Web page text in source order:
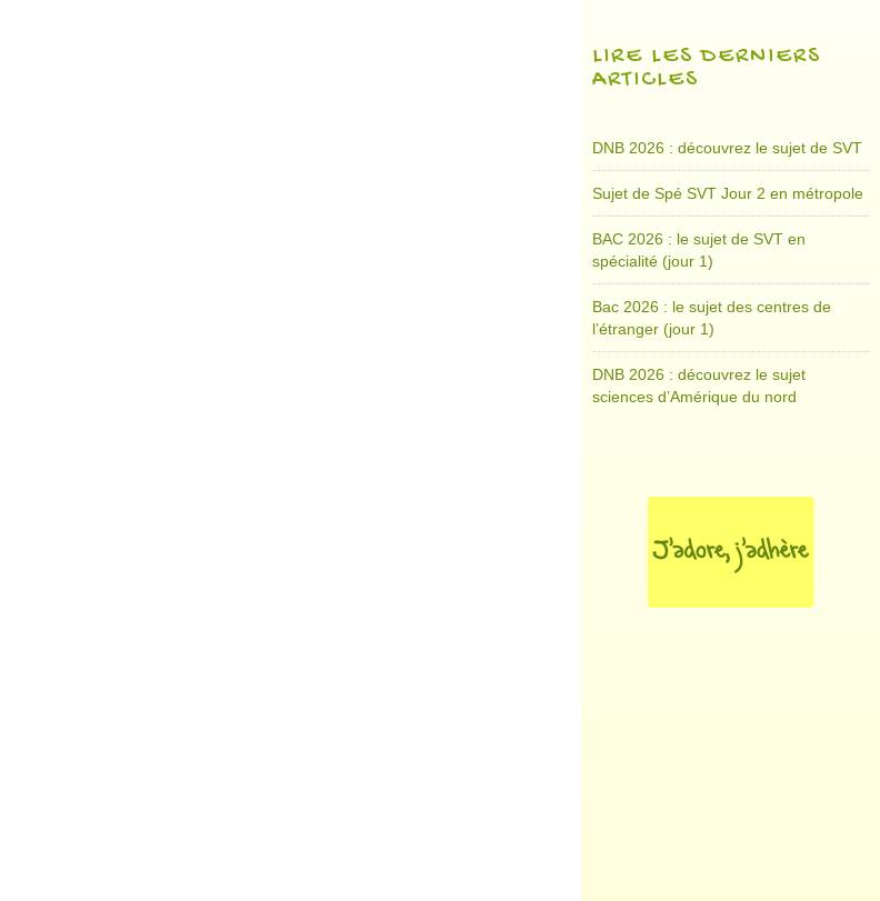
LIRE LES DERNIERS
ARTICLES
DNB 2026 : découvrez le sujet de SVT
Sujet de Spé SVT Jour 2 en métropole
BAC 2026 : le sujet de SVT en
spécialité (jour 1)
Bac 2026 : le sujet des centres de
l’étranger (jour 1)
DNB 2026 : découvrez le sujet
sciences d’Amérique du nord